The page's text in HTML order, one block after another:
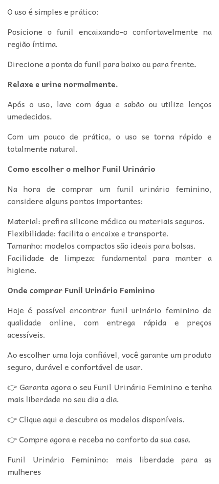
O uso é simples e prático:
Posicione o funil encaixando-o confortavelmente na
região íntima.
Direcione a ponta do funil para baixo ou para frente.
Relaxe e urine normalmente.
Após o uso, lave com água e sabão ou utilize lenços
umedecidos.
Com um pouco de prática, o uso se torna rápido e
totalmente natural.
Como escolher o melhor Funil Urinário
Na hora de comprar um funil urinário feminino,
considere alguns pontos importantes:
Material: prefira silicone médico ou materiais seguros.
Flexibilidade: facilita o encaixe e transporte.
Tamanho: modelos compactos são ideais para bolsas.
Facilidade de limpeza: fundamental para manter a
higiene.
Onde comprar Funil Urinário Feminino
Hoje é possível encontrar funil urinário feminino de
qualidade online, com entrega rápida e preços
acessíveis.
Ao escolher uma loja confiável, você garante um produto
seguro, durável e confortável de usar.
👉 Garanta agora o seu Funil Urinário Feminino e tenha
mais liberdade no seu dia a dia.
👉 Clique aqui e descubra os modelos disponíveis.
👉 Compre agora e receba no conforto da sua casa.
Funil Urinário Feminino: mais liberdade para as
mulheres